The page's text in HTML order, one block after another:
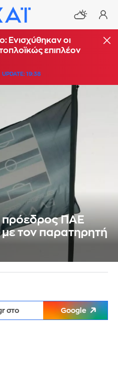
Ενισχύθηκαν οι
επιπλέον
UPDATE: 19:38
πρόεδρος ΠΑΕ
τον παρατηρητή
στο Google